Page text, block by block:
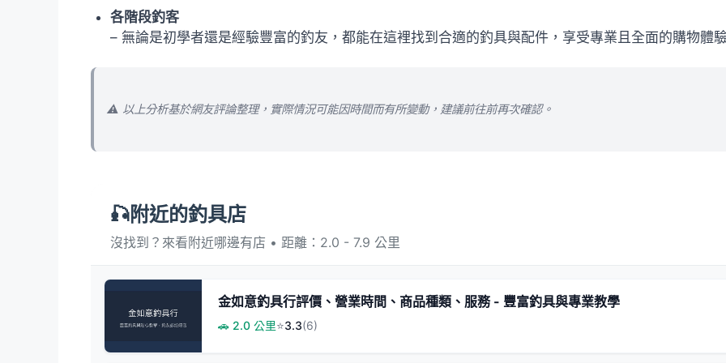
各階段釣客
– 無論是初學者還是經驗豐富的釣友，都能在這裡找到合適的釣具與配件，享受專業且全面的購物體
⚠️ 以上分析基於網友評論整理，實際情況可能因時間而有所變動，建議前往前再次確認。
🎣附近的釣具店
沒找到？來看附近哪邊有店 • 距離：2.0 - 7.9 公里
金如意釣具行評價、營業時間、商品種類、服務 - 豐富釣具與專業教學
🚗 2.0 公里⭐3.3(6)